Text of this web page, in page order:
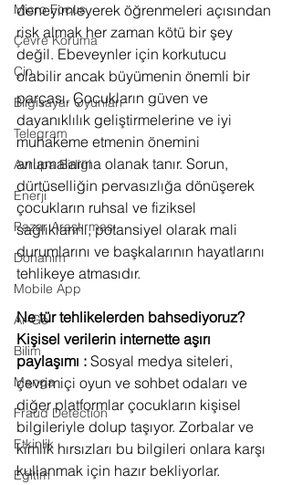
Micro Focus
Çevre Koruma
Çin
Bilgisayar Oyunları
Telegram
Avrupa Birliği
Enerji
Pazar Araştırması
Donanım
Mobile App
Ar-Ge
Bilim
Manga
Fraud Detection
Etkinlik
Eğitim
deneyimleyerek öğrenmeleri açısından
risk almak her zaman kötü bir şey
değil. Ebeveynler için korkutucu
olabilir ancak büyümenin önemli bir
parçası. Çocukların güven ve
dayanıklılık geliştirmelerine ve iyi
muhakeme etmenin önemini
anlamalarına olanak tanır. Sorun,
dürtüselliğin pervasızlığa dönüşerek
çocukların ruhsal ve fiziksel
sağlıklarını, potansiyel olarak mali
durumlarını ve başkalarının hayatlarını
tehlikeye atmasıdır.
Ne tür tehlikelerden bahsediyoruz?
Kişisel verilerin internette aşırı
paylaşımı : Sosyal medya siteleri,
çevrimiçi oyun ve sohbet odaları ve
diğer platformlar çocukların kişisel
bilgileriyle dolup taşıyor. Zorbalar ve
kimlik hırsızları bu bilgileri onlara karşı
kullanmak için hazır bekliyorlar.